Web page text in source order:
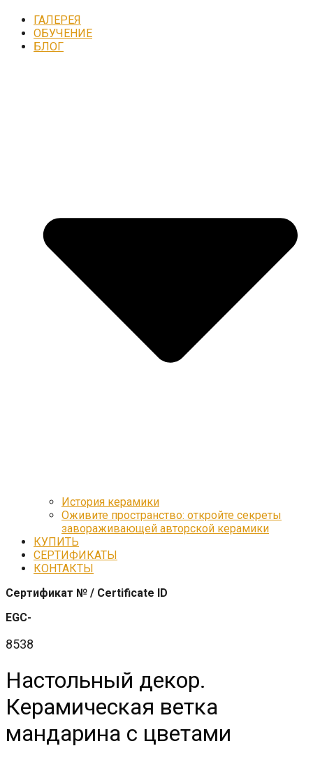
ГАЛЕРЕЯ
ОБУЧЕНИЕ
БЛОГ
История керамики
Оживите пространство: откройте секреты
завораживающей авторской керамики
КУПИТЬ
СЕРТИФИКАТЫ
КОНТАКТЫ
Сертификат № / Certificate ID
EGC-
8538
Настольный декор.
Керамическая ветка
мандарина с цветами